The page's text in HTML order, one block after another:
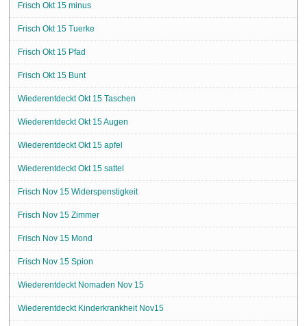
Frisch Okt 15 minus
Frisch Okt 15 Tuerke
Frisch Okt 15 Pfad
Frisch Okt 15 Bunt
Wiederentdeckt Okt 15 Taschen
Wiederentdeckt Okt 15 Augen
Wiederentdeckt Okt 15 apfel
Wiederentdeckt Okt 15 sattel
Frisch Nov 15 Widerspenstigkeit
Frisch Nov 15 Zimmer
Frisch Nov 15 Mond
Frisch Nov 15 Spion
Wiederentdeckt Nomaden Nov 15
Wiederentdeckt Kinderkrankheit Nov15